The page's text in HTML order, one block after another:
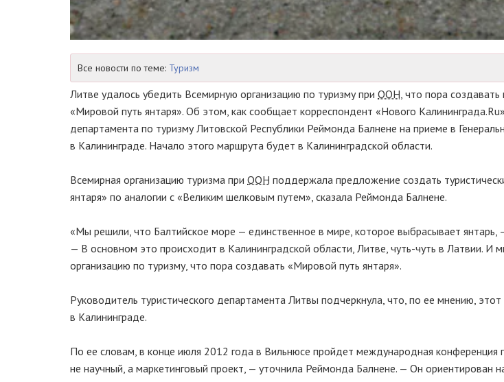
Все новости по теме: Туризм
Литве удалось убедить Всемирную организацию по туризму при ООН, что пора
«Мировой путь янтаря». Об этом, как сообщает корреспондент «Нового
департамента по туризму Литовской Республики Реймонда Балнене на приеме в
в Калининграде. Начало этого маршрута будет в Калининградской области.
Всемирная организацию туризма при ООН поддержала предложение создать
янтаря» по аналогии с «Великим шелковым путем», сказала Реймонда Балнене.
«Мы решили, что Балтийское море — единственное в мире, которое выбрасывает янтарь,
— В основном это происходит в Калининградской области, Литве, чуть-чуть в Латвии. И
организацию по туризму, что пора создавать «Мировой путь янтаря».
Руководитель туристического департамента Литвы подчеркнула, что, по ее мнению,
в Калининграде.
По ее словам, в конце июля 2012 года в Вильнюсе пройдет международная конференция
не научный, а маркетинговый проект, — уточнила Реймонда Балнене. — Он ориентирован